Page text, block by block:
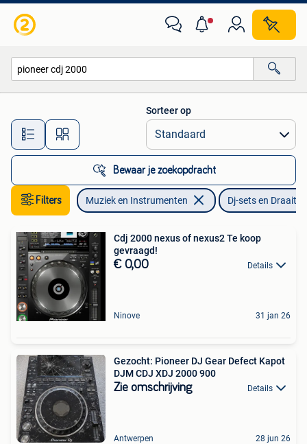
Alle afstanden…
Sorteer op
Bewaar je zoekopdracht
Filters Muziek en Instrumenten Dj-sets en
Cdj 2000 nexus of nexus2 Te koop
gevraagd!
€ 0,00 Details
Ninove 31 jan 26
Gezocht: Pioneer DJ Gear Defect Kapot
DJM CDJ XDJ 2000 900
Zie omschrijving Details
Antwerpen 28 jun 26